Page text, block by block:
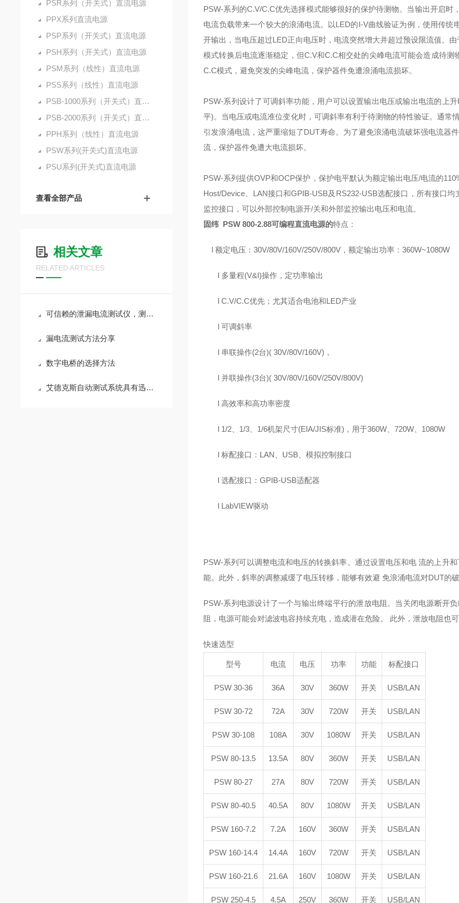
PSR系列（开关式）直流电源
PPX系列直流电源
PSP系列（开关式）直流电源
PSH系列（开关式）直流电源
PSM系列（线性）直流电源
PSS系列（线性）直流电源
PSB-1000系列（开关式）直流电源
PSB-2000系列（开关式）直流电源
PPH系列（线性）直流电源
PSW系列(开关式)直流电源
PSU系列(开关式)直流电源
查看全部产品
相关文章
RELATED ARTICLES
可信赖的泄漏电流测试仪，测量电气安全*
漏电流测试方法分享
数字电桥的选择方法
艾德克斯自动测试系统具有迅速定位与排除功能
PSW-系列的C.V/C.C优先选择模式能够很好的保护待测物。当输出开启
电流负载带来一个较大的浪涌电流。以LED的I-V曲线验证为例，使用传
开输出，当电压超过LED正向电压时，电流突然增大并超过预设限流值。
模式转换后电流逐渐稳定，但C.V和C.C相交处的尖峰电流可能会造成待
C.C模式，避免突发的尖峰电流，保护器件免遭浪涌电流损坏。
PSW-系列设计了可调斜率功能，用户可以设置输出电压或输出电流的上
平)。当电压或电流准位变化时，可调斜率有利于待测物的特性验证。通常
引发浪涌电流，这严重缩短了DUT寿命。为了避免浪涌电流破坏强电流器
流，保护器件免遭大电流损坏。
PSW-系列提供OVP和OCP保护，保护电平默认为额定输出电压/电流的
Host/Device、LAN接口和GPIB-USB及RS232-USB选配接口，所有接口
监控接口，可以外部控制电源开/关和外部监控输出电压和电流。
固纬 PSW 800-2.88可编程直流电源的特点：
l额定电压：30V/80V/160V/250V/800V，额定输出功率：360W~1080W
l 多量程(V&I)操作，定功率输出
lC.V/C.C优先；尤其适合电池和LED产业
l可调斜率
l 串联操作(2台)( 30V/80V/160V)，
l并联操作(3台)( 30V/80V/160V/250V/800V)
l高效率和高功率密度
l 1/2、1/3、1/6机架尺寸(EIA/JIS标准)，用于360W、720W、1080W
l标配接口： LAN、USB、模拟控制接口
l选配接口：GPIB-USB适配器
l LabVIEW驱动
PSW-系列可以调整电流和电压的转换斜率。通过设置电压和电 流的上升
能。此外，斜率的调整减缓了电压转移，能够有效避 免浪涌电流对DUT的
PSW-系列电源设计了一个与输出终端平行的泄放电阻。当关闭电源断开
阻，电源可能会对滤波电容持续充电，造成潜在危险。 此外，泄放电阻也
快速选型
型号 电流 电压 功率 功能 标配接口
PSW 30-36 36A 30V 360W 开关 USB/LAN
PSW 30-72 72A 30V 720W 开关 USB/LAN
PSW 30-108 108A 30V 1080W 开关 USB/LAN
PSW 80-13.5 13.5A 80V 360W 开关 USB/LAN
PSW 80-27 27A 80V 720W 开关 USB/LAN
PSW 80-40.5 40.5A 80V 1080W 开关 USB/LAN
PSW 160-7.2 7.2A 160V 360W 开关 USB/LAN
PSW 160-14.4 14.4A 160V 720W 开关 USB/LAN
PSW 160-21.6 21.6A 160V 1080W 开关 USB/LAN
PSW 250-4.5 4.5A 250V 360W 开关 USB/LAN